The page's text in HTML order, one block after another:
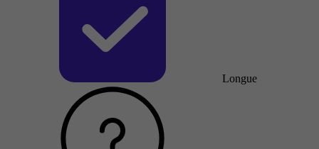
Longue